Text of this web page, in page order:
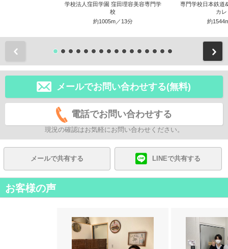
学校法人窪田学園 窪田理容美容専門学
校
約1005m／13分
専門学校日本鉄道
カ
約
メールでお問い合わせする(無料)
電話でお問い合わせする
現況の確認はお気軽にお問い合わせください。
メールで共有する LINEで共有する
お客様の声